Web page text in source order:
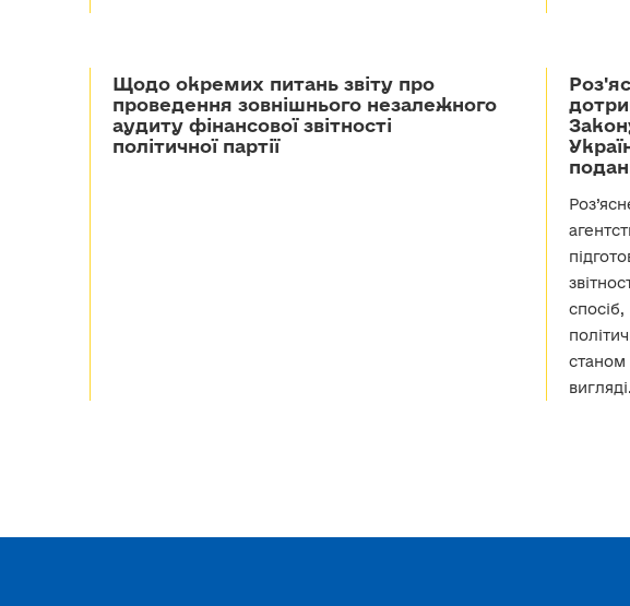
Щодо окремих питань звіту про
проведення зовнішнього незалежного
аудиту фінансової звітності
політичної партії
вигляді.